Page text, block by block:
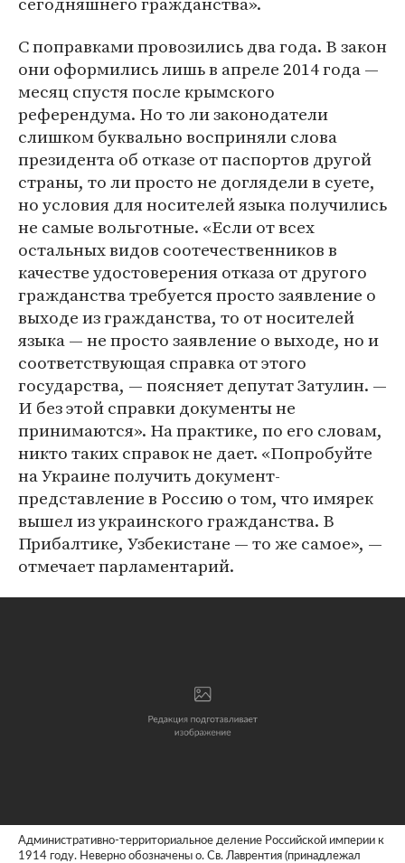
С поправками провозились два года. В закон
они оформились лишь в апреле 2014 года —
месяц спустя после крымского
референдума. Но то ли законодатели
слишком буквально восприняли слова
президента об отказе от паспортов другой
страны, то ли просто не доглядели в суете,
но условия для носителей языка получились
не самые вольготные. «Если от всех
остальных видов соотечественников в
качестве удостоверения отказа от другого
гражданства требуется просто заявление о
выходе из гражданства, то от носителей
языка — не просто заявление о выходе, но и
соответствующая справка от этого
государства, — поясняет депутат Затулин. —
И без этой справки документы не
принимаются». На практике, по его словам,
никто таких справок не дает. «Попробуйте
на Украине получить документ-
представление в Россию о том, что имярек
вышел из украинского гражданства. В
Прибалтике, Узбекистане — то же самое», —
отмечает парламентарий.
Административно-территориальное деление Российской империи к
1914 году. Неверно обозначены о. Св. Лаврентия (принадлежал